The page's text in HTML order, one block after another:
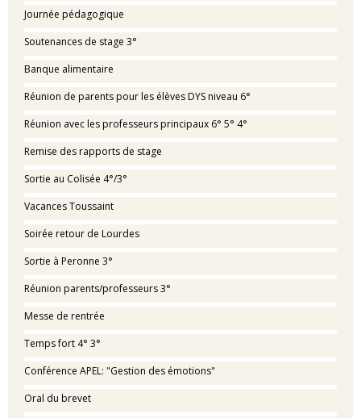
Journée pédagogique
Soutenances de stage 3°
Banque alimentaire
Réunion de parents pour les élèves DYS niveau 6°
Réunion avec les professeurs principaux 6° 5° 4°
Remise des rapports de stage
Sortie au Colisée 4°/3°
Vacances Toussaint
Soirée retour de Lourdes
Sortie à Peronne 3°
Réunion parents/professeurs 3°
Messe de rentrée
Temps fort 4° 3°
Conférence APEL: "Gestion des émotions"
Oral du brevet